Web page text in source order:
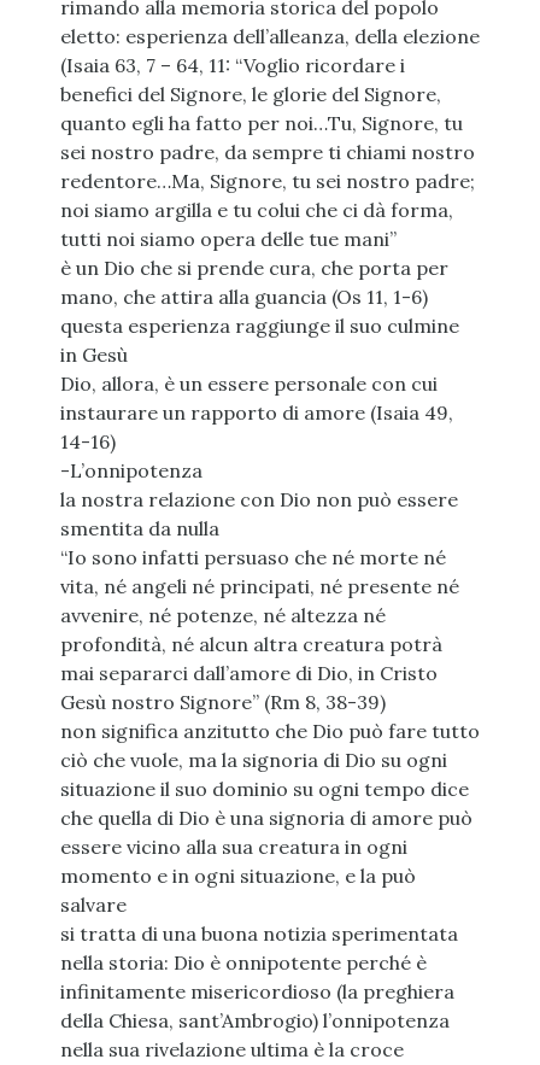
rimando alla memoria storica del popolo
eletto: esperienza dell’alleanza, della elezione
(Isaia 63, 7 – 64, 11: “Voglio ricordare i
benefici del Signore, le glorie del Signore,
quanto egli ha fatto per noi…Tu, Signore, tu
sei nostro padre, da sempre ti chiami nostro
redentore…Ma, Signore, tu sei nostro padre;
noi siamo argilla e tu colui che ci dà forma,
tutti noi siamo opera delle tue mani”
è un Dio che si prende cura, che porta per
mano, che attira alla guancia (Os 11, 1-6)
questa esperienza raggiunge il suo culmine
in Gesù
Dio, allora, è un essere personale con cui
instaurare un rapporto di amore (Isaia 49,
14-16)
-L’onnipotenza
la nostra relazione con Dio non può essere
smentita da nulla
“Io sono infatti persuaso che né morte né
vita, né angeli né principati, né presente né
avvenire, né potenze, né altezza né
profondità, né alcun altra creatura potrà
mai separarci dall’amore di Dio, in Cristo
Gesù nostro Signore” (Rm 8, 38-39)
non significa anzitutto che Dio può fare tutto
ciò che vuole, ma la signoria di Dio su ogni
situazione il suo dominio su ogni tempo dice
che quella di Dio è una signoria di amore può
essere vicino alla sua creatura in ogni
momento e in ogni situazione, e la può
salvare
si tratta di una buona notizia sperimentata
nella storia: Dio è onnipotente perché è
infinitamente misericordioso (la preghiera
della Chiesa, sant’Ambrogio) l’onnipotenza
nella sua rivelazione ultima è la croce